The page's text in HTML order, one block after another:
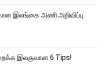
இலங்கை அணி அறிவிப்பு
இலகுவான 6 Tips!